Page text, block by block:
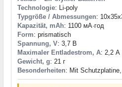
Technologie: Li-poly
Typgröße / Abmessungen:
Kapazität, mAh: 1100 мА·год
Form: prismatisch
Spannung, V: 3,7 В
Maximaler Entladestrom, A: 2,2 А
Gewicht, g: 21 г
Besonderheiten: Mit